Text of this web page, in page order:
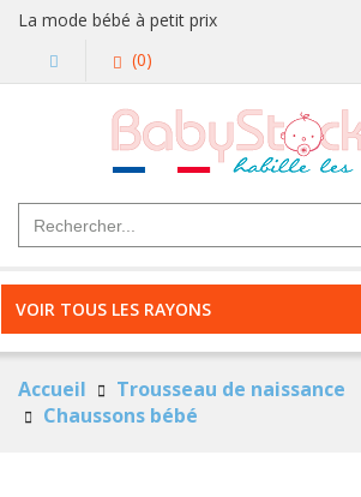
La mode bébé à petit prix
(0)
VOIR TOUS LES RAYONS
Accueil
Trousseau de naissance
Chaussons bébé